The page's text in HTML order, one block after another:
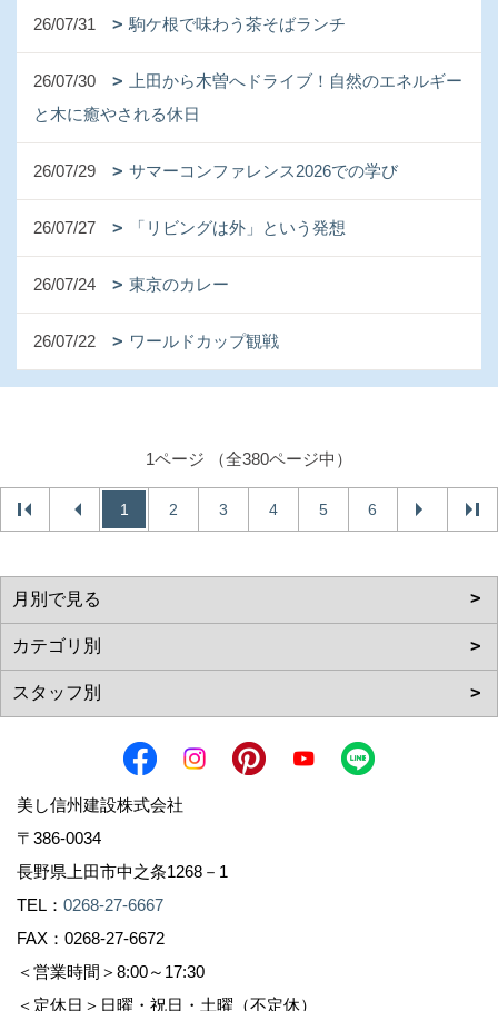
26/07/31 駒ケ根で味わう茶そばランチ
26/07/30
上田から木曽へドライブ！自然のエネルギー
と木に癒やされる休日
26/07/29 サマーコンファレンス2026での学び
26/07/27 「リビングは外」という発想
26/07/24 東京のカレー
26/07/22 ワールドカップ観戦
1ページ （全380ページ中）
1 2 3 4 5 6
美し信州建設株式会社
〒386-0034
長野県上田市中之条1268－1
TEL： 0268-27-6667
FAX：0268-27-6672
＜営業時間＞8:00～17:30
＜定休日＞日曜・祝日・土曜（不定休）